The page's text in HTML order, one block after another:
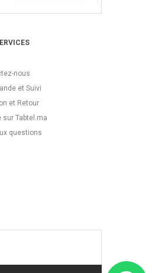
nous
et Suivi
et Retour
sur Tabtel.ma
questions